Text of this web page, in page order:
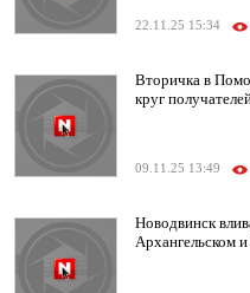
22.11.25 15:34
Вторичка в
круг
09.11.25 13:49
Новодвинск
Архангельском